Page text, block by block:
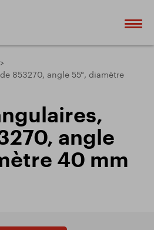
853270, angle 55°, diamètre
angle
40 mm